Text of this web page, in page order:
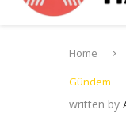
Home
Gündem
written by